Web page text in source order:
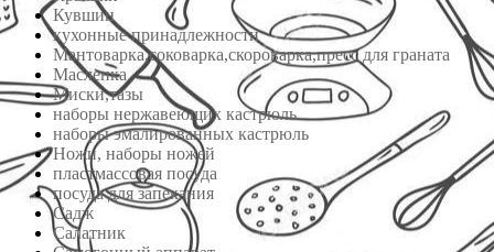
Кувшин
кухонные принадлежности
Мантоварка,соковарка,скороварка,пресс для граната
Масленка
Миски,тазы
наборы нержавеющих кастрюль
наборы эмалированных кастрюль
Ножи, наборы ножей
пластмассовая посуда
посуда для запекания
Садж
Салатник